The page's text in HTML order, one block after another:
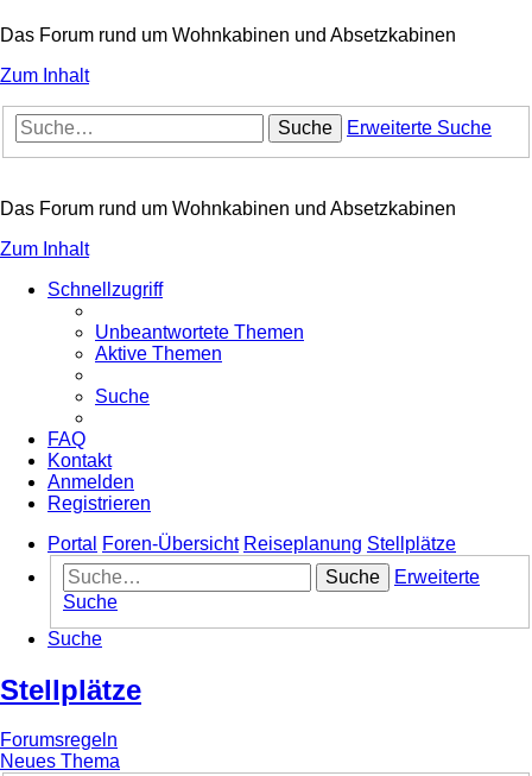
Das Forum rund um Wohnkabinen und Absetzkabinen
Zum Inhalt
Suche Erweiterte Suche
Das Forum rund um Wohnkabinen und Absetzkabinen
Zum Inhalt
Schnellzugriff
Unbeantwortete Themen
Aktive Themen
Suche
FAQ
Kontakt
Anmelden
Registrieren
Portal
Foren-Übersicht Reiseplanung Stellplätze
Suche
Erweiterte
Suche
Suche
Stellplätze
Forumsregeln
Neues Thema